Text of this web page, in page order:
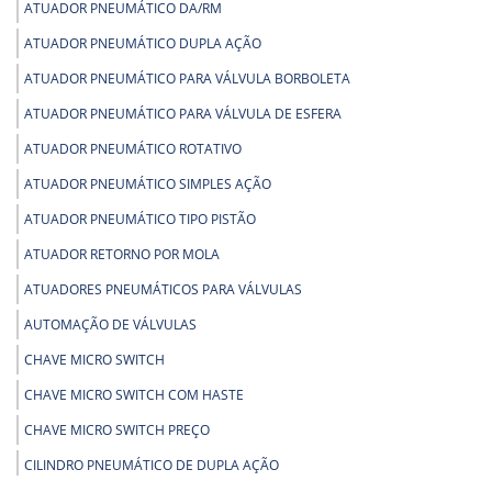
ATUADOR PNEUMÁTICO DA/RM
ATUADOR PNEUMÁTICO DUPLA AÇÃO
ATUADOR PNEUMÁTICO PARA VÁLVULA BORBOLETA
ATUADOR PNEUMÁTICO PARA VÁLVULA DE ESFERA
ATUADOR PNEUMÁTICO ROTATIVO
ATUADOR PNEUMÁTICO SIMPLES AÇÃO
ATUADOR PNEUMÁTICO TIPO PISTÃO
ATUADOR RETORNO POR MOLA
ATUADORES PNEUMÁTICOS PARA VÁLVULAS
AUTOMAÇÃO DE VÁLVULAS
CHAVE MICRO SWITCH
CHAVE MICRO SWITCH COM HASTE
CHAVE MICRO SWITCH PREÇO
CILINDRO PNEUMÁTICO DE DUPLA AÇÃO